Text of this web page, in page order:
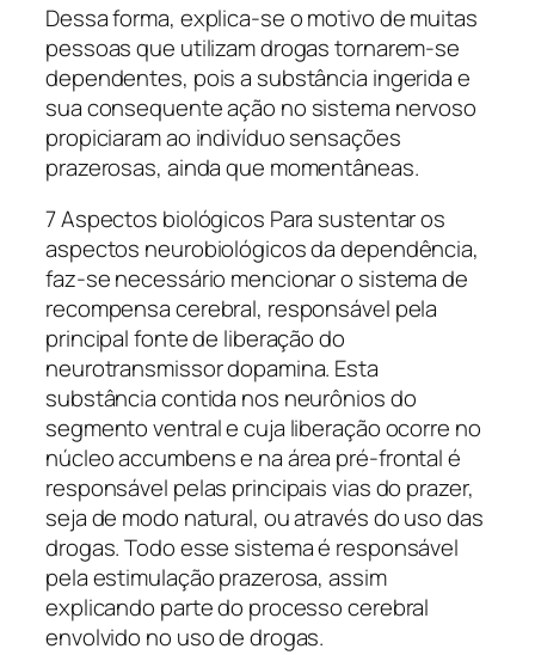
Dessa forma, explica-se o motivo de muitas
pessoas que utilizam drogas tornarem-se
dependentes, pois a substância ingerida e
sua consequente ação no sistema nervoso
propiciaram ao indivíduo sensações
prazerosas, ainda que momentâneas.
7 Aspectos biológicos Para sustentar os
aspectos neurobiológicos da dependência,
faz-se necessário mencionar o sistema de
recompensa cerebral, responsável pela
principal fonte de liberação do
neurotransmissor dopamina. Esta
substância contida nos neurônios do
segmento ventral e cuja liberação ocorre no
núcleo accumbens e na área pré-frontal é
responsável pelas principais vias do prazer,
seja de modo natural, ou através do uso das
drogas. Todo esse sistema é responsável
pela estimulação prazerosa, assim
explicando parte do processo cerebral
envolvido no uso de drogas.